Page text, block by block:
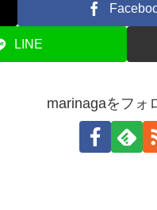
LINE
marinagaをフォ